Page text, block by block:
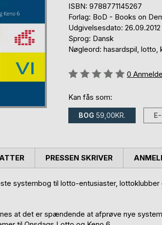
ISBN: 9788771145267
Forlag: BoD - Books on
Udgivelsesdato: 26.09.2012
Sprog: Dansk
Nøgleord: hasardspil, lotto,
Anmeldelse::
0
Kan fås som:
BOG 59,00KR.
systembog til lotto-entusiaster, lottoklubber
at det er spændende at afprøve nye
PRESSEN SKRIVER